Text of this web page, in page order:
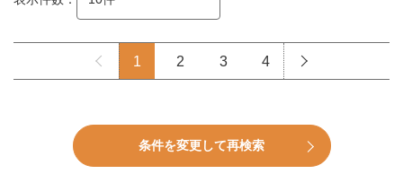
1 2 3 4
条件を変更して再検索